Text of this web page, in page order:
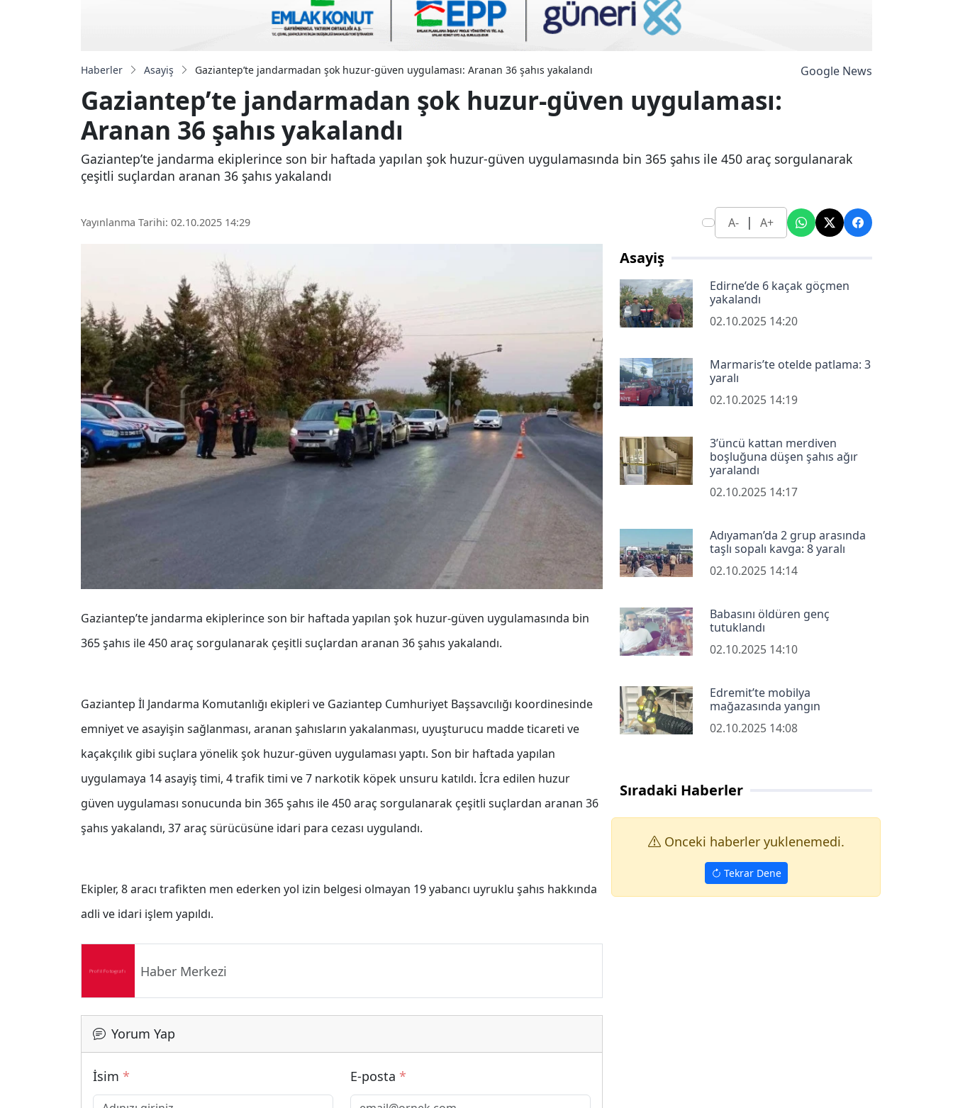
Haberler Asayiş Gaziantep’te jandarmadan şok huzur-güven uygulaması: Aranan 36 şahıs yakalandı Google News
Gaziantep’te jandarmadan şok huzur-güven uygulaması:
Aranan 36 şahıs yakalandı
Gaziantep’te jandarma ekiplerince son bir haftada yapılan şok huzur-güven uygulamasında bin 365 şahıs ile 450 araç sorgulanarak
çeşitli suçlardan aranan 36 şahıs yakalandı
Yayınlanma Tarihi: 02.10.2025 14:29 A- | A+
Gaziantep’te jandarma ekiplerince son bir haftada yapılan şok huzur-güven uygulamasında bin
365 şahıs ile 450 araç sorgulanarak çeşitli suçlardan aranan 36 şahıs yakalandı.
Gaziantep İl Jandarma Komutanlığı ekipleri ve Gaziantep Cumhuriyet Başsavcılığı koordinesinde
emniyet ve asayişin sağlanması, aranan şahısların yakalanması, uyuşturucu madde ticareti ve
kaçakçılık gibi suçlara yönelik şok huzur-güven uygulaması yaptı. Son bir haftada yapılan
uygulamaya 14 asayiş timi, 4 trafik timi ve 7 narkotik köpek unsuru katıldı. İcra edilen huzur
güven uygulaması sonucunda bin 365 şahıs ile 450 araç sorgulanarak çeşitli suçlardan aranan 36
şahıs yakalandı, 37 araç sürücüsüne idari para cezası uygulandı.
Ekipler, 8 aracı trafikten men ederken yol izin belgesi olmayan 19 yabancı uyruklu şahıs hakkında
adli ve idari işlem yapıldı.
Haber Merkezi
Yorum Yap
İsim * E-posta *
Asayiş
Edirne’de 6 kaçak göçmen
yakalandı
02.10.2025 14:20
Marmaris’te otelde patlama: 3
yaralı
02.10.2025 14:19
3’üncü kattan merdiven
boşluğuna düşen şahıs ağır
yaralandı
02.10.2025 14:17
Adıyaman’da 2 grup arasında
taşlı sopalı kavga: 8 yaralı
02.10.2025 14:14
Babasını öldüren genç
tutuklandı
02.10.2025 14:10
Edremit’te mobilya
mağazasında yangın
02.10.2025 14:08
Sıradaki Haberler
Onceki haberler yuklenemedi.
Tekrar Dene